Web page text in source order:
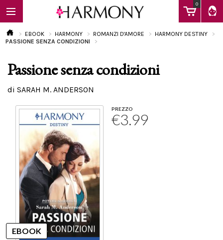
0
EBOOK
EBOOK HARMONY ROMANZI D'AMORE
HARMONY DESTINY
PASSIONE SENZA CONDIZIONI
Passione senza condizioni
di SARAH M. ANDERSON
PREZZO
€3.99